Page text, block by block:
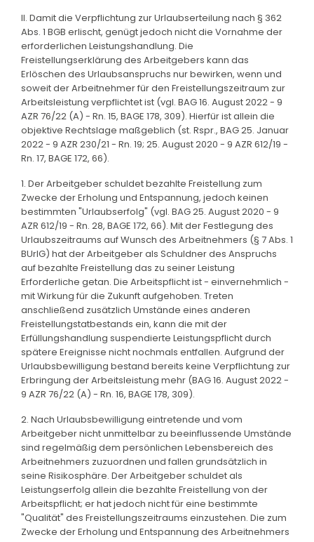
II. Damit die Verpflichtung zur Urlaubserteilung nach § 362
Abs. 1 BGB erlischt, genügt jedoch nicht die Vornahme der
erforderlichen Leistungshandlung. Die
Freistellungserklärung des Arbeitgebers kann das
Erlöschen des Urlaubsanspruchs nur bewirken, wenn und
soweit der Arbeitnehmer für den Freistellungszeitraum zur
Arbeitsleistung verpflichtet ist (vgl. BAG 16. August 2022 - 9
AZR 76/22 (A) - Rn. 15, BAGE 178, 309). Hierfür ist allein die
objektive Rechtslage maßgeblich (st. Rspr., BAG 25. Januar
2022 - 9 AZR 230/21 - Rn. 19; 25. August 2020 - 9 AZR 612/19 -
Rn. 17, BAGE 172, 66).
1. Der Arbeitgeber schuldet bezahlte Freistellung zum
Zwecke der Erholung und Entspannung, jedoch keinen
bestimmten "Urlaubserfolg" (vgl. BAG 25. August 2020 - 9
AZR 612/19 - Rn. 28, BAGE 172, 66). Mit der Festlegung des
Urlaubszeitraums auf Wunsch des Arbeitnehmers (§ 7 Abs. 1
BUrlG) hat der Arbeitgeber als Schuldner des Anspruchs
auf bezahlte Freistellung das zu seiner Leistung
Erforderliche getan. Die Arbeitspflicht ist - einvernehmlich -
mit Wirkung für die Zukunft aufgehoben. Treten
anschließend zusätzlich Umstände eines anderen
Freistellungstatbestands ein, kann die mit der
Erfüllungshandlung suspendierte Leistungspflicht durch
spätere Ereignisse nicht nochmals entfallen. Aufgrund der
Urlaubsbewilligung bestand bereits keine Verpflichtung zur
Erbringung der Arbeitsleistung mehr (BAG 16. August 2022 -
9 AZR 76/22 (A) - Rn. 16, BAGE 178, 309).
2. Nach Urlaubsbewilligung eintretende und vom
Arbeitgeber nicht unmittelbar zu beeinflussende Umstände
sind regelmäßig dem persönlichen Lebensbereich des
Arbeitnehmers zuzuordnen und fallen grundsätzlich in
seine Risikosphäre. Der Arbeitgeber schuldet als
Leistungserfolg allein die bezahlte Freistellung von der
Arbeitspflicht; er hat jedoch nicht für eine bestimmte
"Qualität" des Freistellungszeitraums einzustehen. Die zum
Zwecke der Erholung und Entspannung des Arbeitnehmers